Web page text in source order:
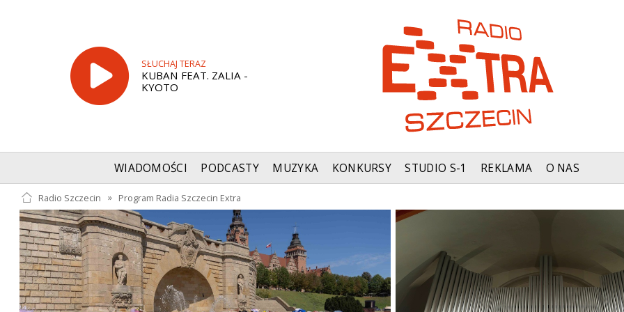
SŁUCHAJ TERAZ
KUBAN FEAT. ZALIA -
KYOTO
WIADOMOŚCI PODCASTY MUZYKA KONKURSY STUDIO S-1 REKLAMA O NAS
Radio Szczecin » Program Radia Szczecin Extra